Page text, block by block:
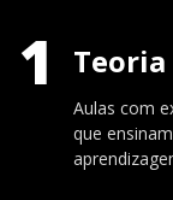
1 Teoria
Aulas com
que